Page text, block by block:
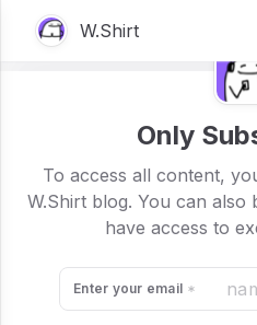
W.Shirt
Contagem
Aproveite
31/08
08/28/2024
Only
To access all content,
W.Shirt blog. You can also
have access to
Enter your email